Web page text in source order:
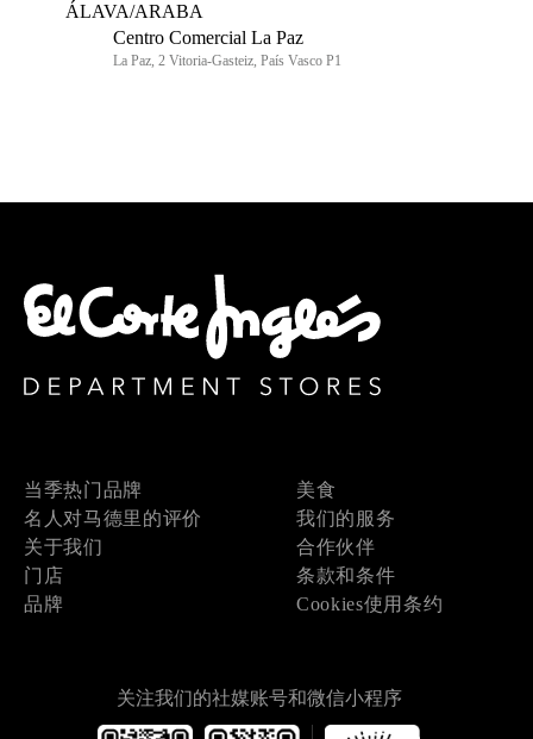
ÁLAVA/ARABA
Centro Comercial La Paz
La Paz, 2 Vitoria-Gasteiz, País Vasco P1
当季热门品牌
名人对马德里的评价
关于我们
门店
品牌
美食
我们的服务
合作伙伴
条款和条件
Cookies使用条约
关注我们的社媒账号和微信小程序